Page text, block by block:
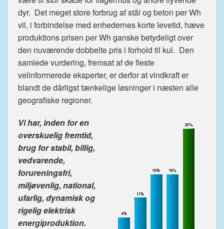
dyr. Det meget store forbrug af stål og beton per Wh
vil, i forbindelse med enhedernes korte levetid, hæve
produktions prisen per Wh ganske betydeligt over
den nuværende dobbelte pris i forhold til kul. Den
samlede vurdering, fremsat af de fleste
velinformerede eksperter, er derfor at vindkraft er
blandt de dårligst tænkelige løsninger i næsten alle
geografiske regioner.
Vi har, inden for en
overskuelig fremtid,
brug for stabil, billig,
vedvarende,
forureningsfri,
miljøvenlig, national,
ufarlig, dynamisk og
rigelig elektrisk
energiproduktion.